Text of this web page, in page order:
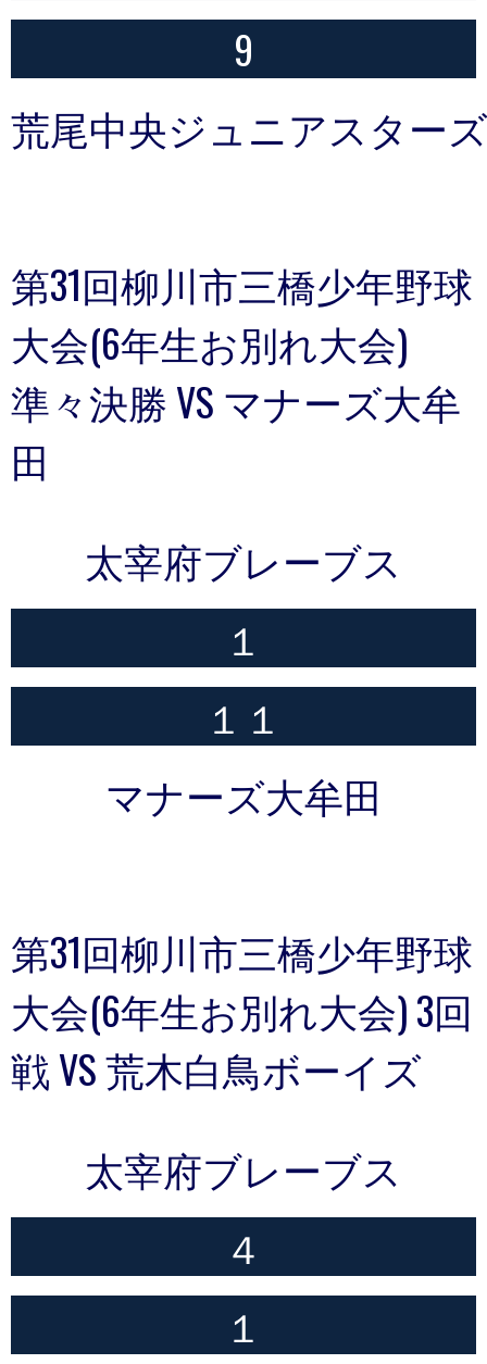
9
荒尾中央ジュニアスターズ
第31回柳川市三橋少年野球
大会(6年生お別れ大会)
準々決勝 VS マナーズ大牟
田
太宰府ブレーブス
１
１１
マナーズ大牟田
第31回柳川市三橋少年野球
大会(6年生お別れ大会) 3回
戦 VS 荒木白鳥ボーイズ
太宰府ブレーブス
４
１